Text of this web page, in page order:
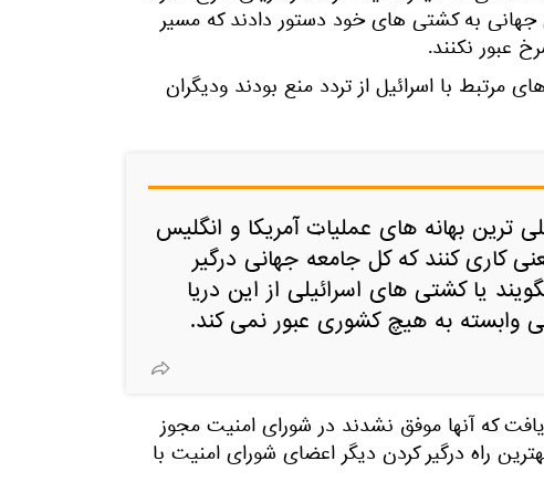
به کشتی های خود دستور دادند که مسیر
عبور نکنند.
مرتبط با اسرائیل از تردد منع بودند ودیگران
ترین بهانه های عملیات آمریکا و انگلیس
کاری کنند که کل جامعه جهانی درگیر
یا کشتی های اسرائیلی از این دریا
وابسته به هیچ کشوری عبور نمی کند.
که آنها موفق نشدند در شورای امنیت مجوز
راه درگیر کردن دیگر اعضای شورای امنیت با